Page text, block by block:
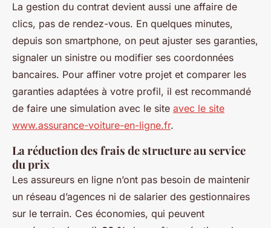
La gestion du contrat devient aussi une affaire de
clics, pas de rendez-vous. En quelques minutes,
depuis son smartphone, on peut ajuster ses garanties,
signaler un sinistre ou modifier ses coordonnées
bancaires. Pour affiner votre projet et comparer les
garanties adaptées à votre profil, il est recommandé
de faire une simulation avec le site avec le site
www.assurance-voiture-en-ligne.fr.
La réduction des frais de structure au service
du prix
Les assureurs en ligne n’ont pas besoin de maintenir
un réseau d’agences ni de salarier des gestionnaires
sur le terrain. Ces économies, qui peuvent